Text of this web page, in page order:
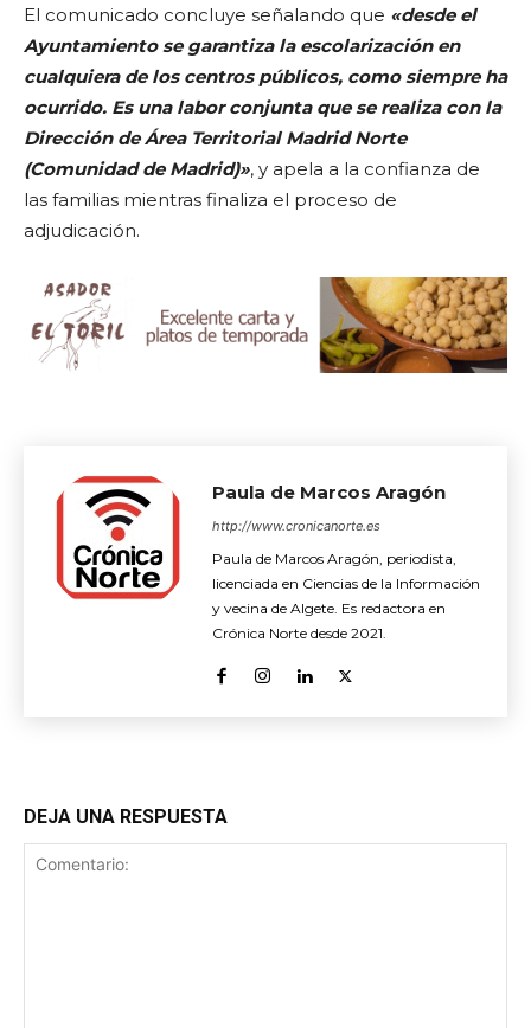
El comunicado concluye señalando que «desde el
Ayuntamiento se garantiza la escolarización en
cualquiera de los centros públicos, como siempre ha
ocurrido. Es una labor conjunta que se realiza con la
Dirección de Área Territorial Madrid Norte
(Comunidad de Madrid)», y apela a la confianza de
las familias mientras finaliza el proceso de
adjudicación.
Paula de Marcos Aragón
http://www.cronicanorte.es
Paula de Marcos Aragón, periodista,
licenciada en Ciencias de la Información
y vecina de Algete. Es redactora en
Crónica Norte desde 2021.
DEJA UNA RESPUESTA